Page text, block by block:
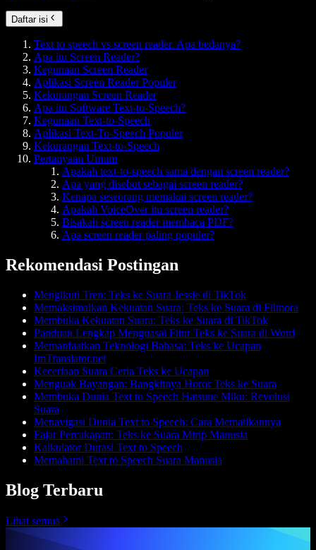
Daftar isi
Text to speech vs screen reader. Apa bedanya?
Apa itu Screen Reader?
Kegunaan Screen Reader
Aplikasi Screen Reader Populer
Kekurangan Screen Reader
Apa itu Software Text-to-Speech?
Kegunaan Text-to-Speech
Aplikasi Text-To-Speech Populer
Kekurangan Text-to-Speech
Pertanyaan Umum
Apakah text-to-speech sama dengan screen reader?
Apa yang disebut sebagai screen reader?
Kenapa seseorang memakai screen reader?
Apakah VoiceOver itu screen reader?
Bisakah screen reader membaca PDF?
Apa screen reader paling populer?
Rekomendasi Postingan
Mengikuti Tren: Teks ke Suara Jessie di TikTok
Memaksimalkan Kekuatan Suara: Teks ke Suara di Filmora
Membuka Kekuatan Suara: Teks ke Suara di TikTok
Panduan Lengkap Menguasai Fitur Teks ke Suara di Word
Memanfaatkan Teknologi Bahasa: Teks ke Ucapan
ImTranslator.net
Keceriaan Suara Ceria Teks ke Ucapan
Menguak Bayangan: Bangkitnya Horor Teks ke Suara
Membuka Dunia Text to Speech Hatsune Miku: Revolusi
Suara
Menavigasi Dunia Text to Speech: Cara Mematikannya
Fajar Percakapan: Teks ke Suara Mirip Manusia
Kalkulator Durasi Text to Speech
Memahami Text to Speech Suara Manusia
Blog Terbaru
Lihat semua